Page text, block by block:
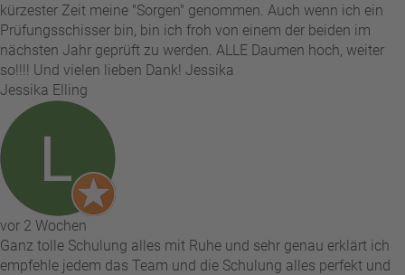
kürzester Zeit meine "Sorgen" genommen. Auch wenn ich ein
Prüfungsschisser bin, bin ich froh von einem der beiden im
nächsten Jahr geprüft zu werden. ALLE Daumen hoch, weiter
so!!!! Und vielen lieben Dank! Jessika
Jessika Elling
vor 2 Wochen
Ganz tolle Schulung alles mit Ruhe und sehr genau erklärt ich
empfehle jedem das Team und die Schulung alles perfekt und